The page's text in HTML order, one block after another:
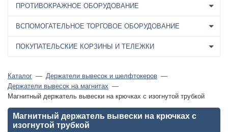
ПРОТИВОКРАЖНОЕ ОБОРУДОВАНИЕ
ВСПОМОГАТЕЛЬНОЕ ТОРГОВОЕ ОБОРУДОВАНИЕ
ПОКУПАТЕЛЬСКИЕ КОРЗИНЫ И ТЕЛЕЖКИ
Каталог
Держатели вывесок и шелфтокеров
Держатели вывесок на магнитах
Магнитный держатель вывески на крючках с изогнутой трубкой
Магнитный держатель вывески на крючках с
изогнутой трубкой